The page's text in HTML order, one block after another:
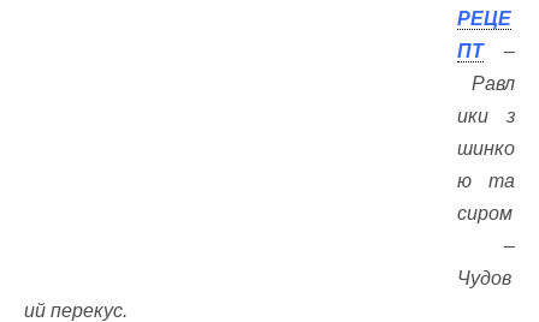
РЕЦЕ
ПТ–
Равл
ики з
шинко
ю та
сиром
–
Чудов
ий перекус.